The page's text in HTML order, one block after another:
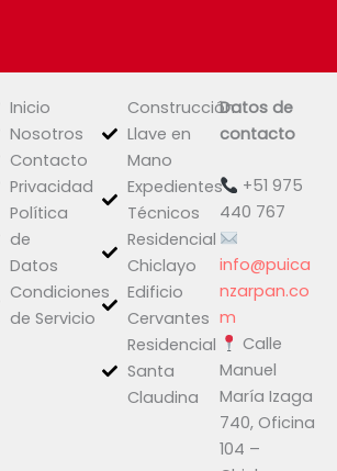
Inicio
Nosotros
Contacto
Privacidad
Política
de
Datos
Condiciones
de Servicio
Construcción
Llave en
Mano
Expedientes
Técnicos
Residencial
Chiclayo
Edificio
Cervantes
Residencial
Santa
Claudina
Datos de
contacto
+51 975
440 767
info@puica
nzarpan.co
m
Calle
Manuel
María Izaga
740, Oficina
104 –